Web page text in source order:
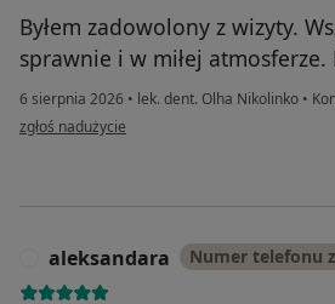
Byłem zadowolony z wizyty.
sprawnie i w miłej atmosferze.
6 sierpnia 2026 • lek. dent. Olha Nikolinko •
w opinii użytkownika Vadym
zgłoś nadużycie
aleksandara Numer telefonu